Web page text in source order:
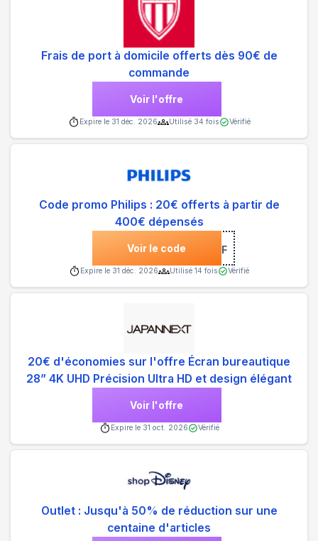
Frais de port à domicile offerts dès 90€ de
commande
Voir l'offre
Expire le 31 déc. 2026 Utilisé 34 fois Vérifié
Code promo Philips : 20€ offerts à partir de
400€ dépensés
Voir le code***LIPS5OFF
Expire le 31 déc. 2026 Utilisé 14 fois Vérifié
20€ d'économies sur l'offre Écran bureautique
28” 4K UHD Précision Ultra HD et design élégant
Voir l'offre
Expire le 31 oct. 2026 Vérifié
Outlet : Jusqu'à 50% de réduction sur une
centaine d'articles